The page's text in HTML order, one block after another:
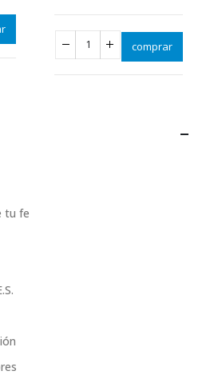
comprar
tu fe